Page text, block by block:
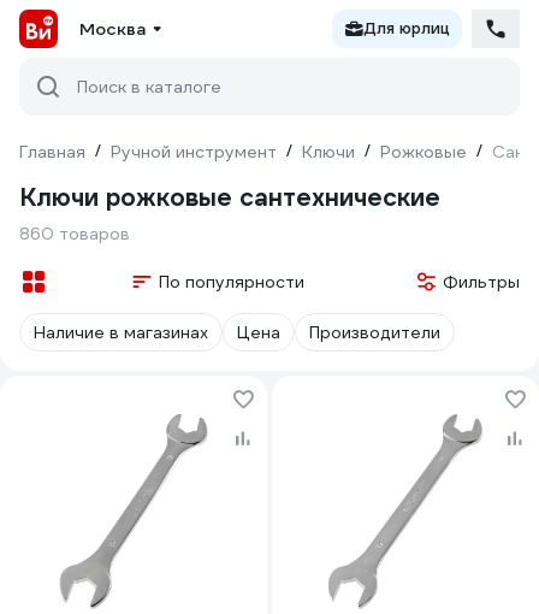
Москва Для юрлиц
Поиск в каталоге
Главная / Ручной инструмент / Ключи / Рожковые /
Ключи рожковые сантехнические
860 товаров
По популярности Фильтры
Наличие в магазинах Цена Производители